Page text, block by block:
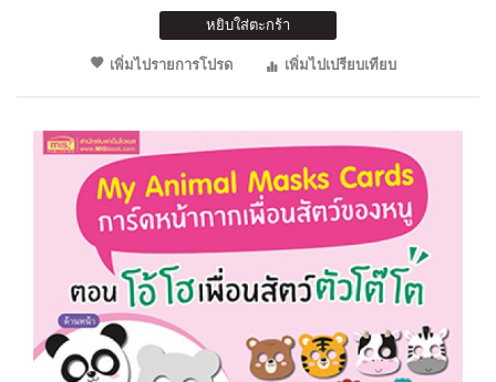
หยิบใส่ตะกร้า
เพิ่มไปรายการโปรด
เพิ่มไปเปรียบเทียบ